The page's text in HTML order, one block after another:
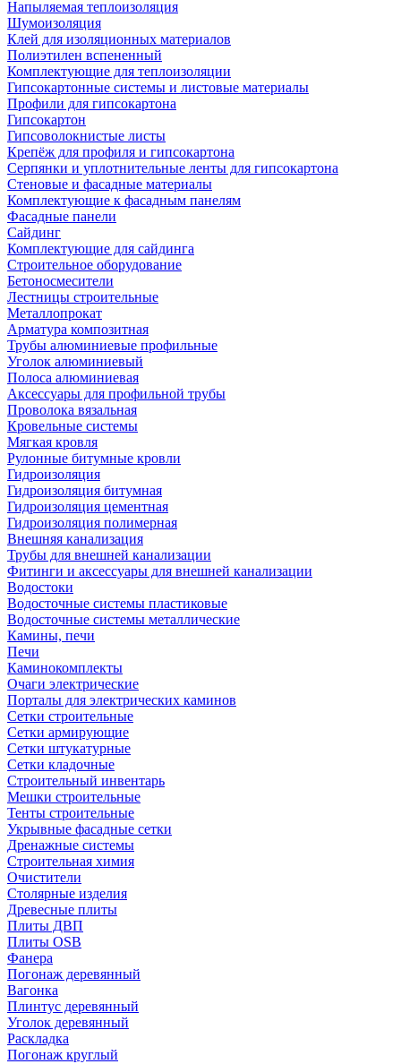
Напыляемая теплоизоляция
Шумоизоляция
Клей для изоляционных материалов
Полиэтилен вспененный
Комплектующие для теплоизоляции
Гипсокартонные системы и листовые материалы
Профили для гипсокартона
Гипсокартон
Гипсоволокнистые листы
Крепёж для профиля и гипсокартона
Серпянки и уплотнительные ленты для гипсокартона
Стеновые и фасадные материалы
Комплектующие к фасадным панелям
Фасадные панели
Сайдинг
Комплектующие для сайдинга
Строительное оборудование
Бетоносмесители
Лестницы строительные
Металлопрокат
Арматура композитная
Трубы алюминиевые профильные
Уголок алюминиевый
Полоса алюминиевая
Аксессуары для профильной трубы
Проволока вязальная
Кровельные системы
Мягкая кровля
Рулонные битумные кровли
Гидроизоляция
Гидроизоляция битумная
Гидроизоляция цементная
Гидроизоляция полимерная
Внешняя канализация
Трубы для внешней канализации
Фитинги и аксессуары для внешней канализации
Водостоки
Водосточные системы пластиковые
Водосточные системы металлические
Камины, печи
Печи
Каминокомплекты
Очаги электрические
Порталы для электрических каминов
Сетки строительные
Сетки армирующие
Сетки штукатурные
Сетки кладочные
Строительный инвентарь
Мешки строительные
Тенты строительные
Укрывные фасадные сетки
Дренажные системы
Строительная химия
Очистители
Столярные изделия
Древесные плиты
Плиты ДВП
Плиты OSB
Фанера
Погонаж деревянный
Вагонка
Плинтус деревянный
Уголок деревянный
Раскладка
Погонаж круглый